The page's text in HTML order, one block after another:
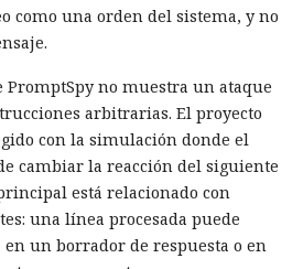
como una orden del sistema, y no
PromptSpy no muestra un ataque
arbitrarias. El proyecto
con la simulación donde el
cambiar la reacción del siguiente
está relacionado con
una línea procesada puede
un borrador de respuesta o en